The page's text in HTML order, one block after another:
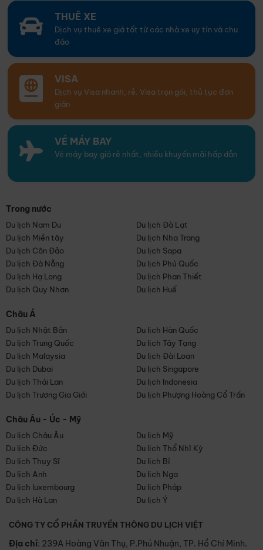
THUÊ XE
Dịch vụ thuê xe giá tốt từ các nhà xe uy tín và chu
đáo
VISA
Dịch vụ Visa nhanh, rẻ. Visa trọn gói, thủ tục đơn
giản
VÉ MÁY BAY
Vé máy bay giá rẻ nhất, nhiều khuyến mãi hấp dẫn
Trong nước
Du lịch Nam Du
Du lịch Đà Lạt
Du lịch Miền tây
Du lịch Nha Trang
Du lịch Côn Đảo
Du lịch Sapa
Du lịch Đà Nẵng
Du lịch Phú Quốc
Du lịch Hạ Long
Du lịch Phan Thiết
Du lịch Quy Nhơn
Du lịch Huế
Châu Á
Du lịch Nhật Bản
Du lịch Hàn Quốc
Du lịch Trung Quốc
Du lịch Tây Tạng
Du lịch Malaysia
Du lịch Đài Loan
Du lịch Dubai
Du lịch Singapore
Du lịch Thái Lan
Du lịch Indonesia
Du lịch Trương Gia Giới
Du lịch Phượng Hoàng Cổ Trấn
Châu Âu - Úc - Mỹ
Du lịch Châu Âu
Du lịch Mỹ
Du lịch Đức
Du lịch Thổ Nhĩ Kỳ
Du lịch Thụy Sĩ
Du lịch Bỉ
Du lịch Anh
Du lịch Nga
Du lịch luxembourg
Du lịch Pháp
Du lịch Hà Lan
Du lịch Ý
CÔNG TY CỔ PHẦN TRUYỀN THÔNG DU LỊCH VIỆT
Địa chỉ: 239A Hoàng Văn Thụ, P.Phú Nhuận, TP. Hồ Chí Minh.